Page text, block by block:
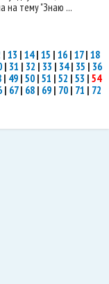
на тему "Знаю ...
| 13 | 14| 15 | 16 | 17| 18
| 31 | 32 | 33 | 34| 35 | 36
| 49 | 50 | 51 | 52 | 53 | 54
| 67| 68 | 69 | 70 | 71 | 72